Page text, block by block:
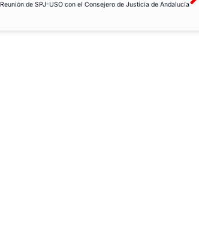
Reunión de SPJ-USO con el Consejero de Justicia de Andalucía